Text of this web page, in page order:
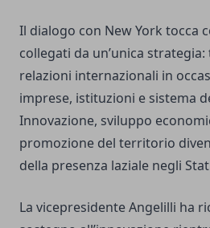
Il dialogo con New York tocca
collegati da un’unica
relazioni internazionali in
imprese, istituzioni e sistema
Innovazione, sviluppo
promozione del territorio
della presenza laziale negli
La vicepresidente Angelilli ha